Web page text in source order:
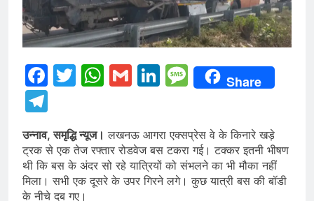
Facebook
Twitter
WhatsApp
GmailLinkedIn
Message
Share
उन्नाव, समृद्धि न्यूज। लखनऊ आगरा एक्सप्रेस वे के किनारे खड़े
ट्रक से एक तेज रफ्तार रोडवेज बस टकरा गई। टक्कर इतनी भीषण
थी कि बस के अंदर सो रहे यात्रियों को संभलने का भी मौका नहीं
मिला। सभी एक दूसरे के उपर गिरने लगे। कुछ यात्री बस की बॉडी
के नीचे दब गए।